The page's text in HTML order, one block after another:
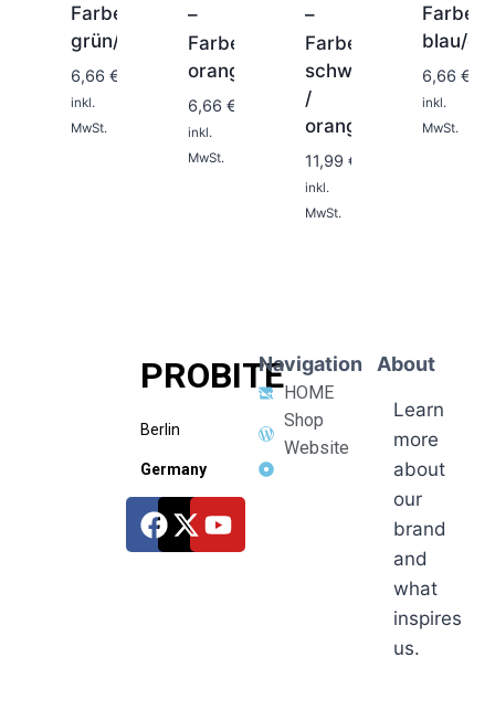
Farbe:
grün/pink
6,66 €
inkl.
MwSt.
1-
2
Tage
–
Farbe:
orange/selbstleuchtend
6,66 €
inkl.
MwSt.
1-
2
Tage
–
Farbe:
schwarz
/
orange
11,99 €
inkl.
MwSt.
1-
2
Tage
Farbe:
blau/
6,66 €
inkl.
MwSt.
1-
2
Tage
PROBITE
Berlin
Germany
Navigation
HOME
Shop
Website
About
Learn
more
about
our
brand
and
what
inspires
us.